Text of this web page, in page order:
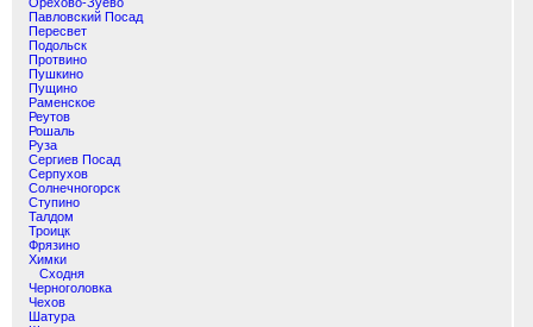
Павловский Посад
Пересвет
Подольск
Протвино
Пушкино
Пущино
Раменское
Реутов
Рошаль
Руза
Сергиев Посад
Серпухов
Солнечногорск
Ступино
Талдом
Троицк
Фрязино
Химки
Сходня
Черноголовка
Чехов
Шатура